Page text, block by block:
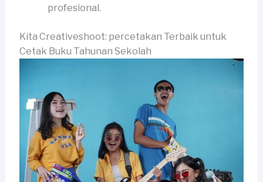
profesional.
Kita Creativeshoot: percetakan Terbaik untuk
Cetak Buku Tahunan Sekolah